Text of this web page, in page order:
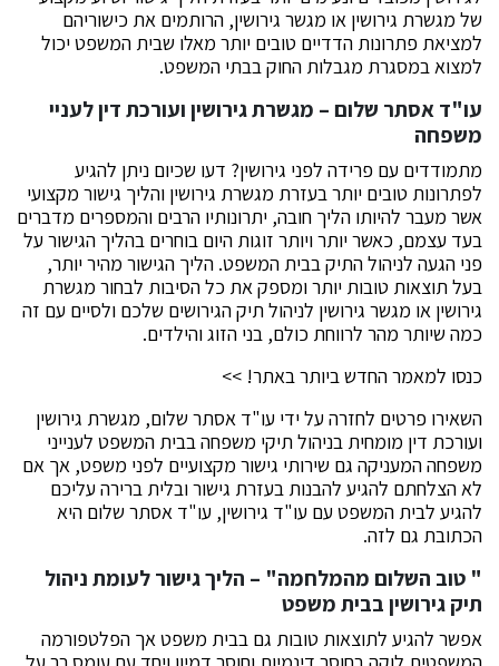
של מגשרת גירושין או מגשר גירושין, הרותמים את כישוריהם
למציאת פתרונות הדדיים טובים יותר מאלו שבית המשפט יכול
למצוא במסגרת מגבלות החוק בבתי המשפט.
עו"ד אסתר שלום – מגשרת גירושין ועורכת דין לעניי
משפחה
מתמודדים עם פרידה לפני גירושין? דעו שכיום ניתן להגיע
לפתרונות טובים יותר בעזרת מגשרת גירושין והליך גישור מקצועי
אשר מעבר להיותו הליך חובה, יתרונותיו הרבים והמספרים מדברים
בעד עצמם, כאשר יותר ויותר זוגות היום בוחרים בהליך הגישור על
פני הגעה לניהול התיק בבית המשפט. הליך הגישור מהיר יותר,
בעל תוצאות טובות יותר ומספק את כל הסיבות לבחור מגשרת
גירושין או מגשר גירושין לניהול תיק הגירושים שלכם ולסיים עם זה
כמה שיותר מהר לרווחת כולם, בני הזוג והילדים.
כנסו למאמר החדש ביותר באתר! >>
השאירו פרטים לחזרה על ידי עו"ד אסתר שלום, מגשרת גירושין
ועורכת דין מומחית בניהול תיקי משפחה בבית המשפט לענייני
משפחה המעניקה גם שירותי גישור מקצועיים לפני משפט, אך אם
לא הצלחתם להגיע להבנות בעזרת גישור ובלית ברירה עליכם
להגיע לבית המשפט עם עו"ד גירושין, עו"ד אסתר שלום היא
הכתובת גם לזה.
" טוב השלום מהמלחמה" – הליך גישור לעומת ניהול
תיק גירושין בבית משפט
אפשר להגיע לתוצאות טובות גם בבית משפט אך הפלטפורמה